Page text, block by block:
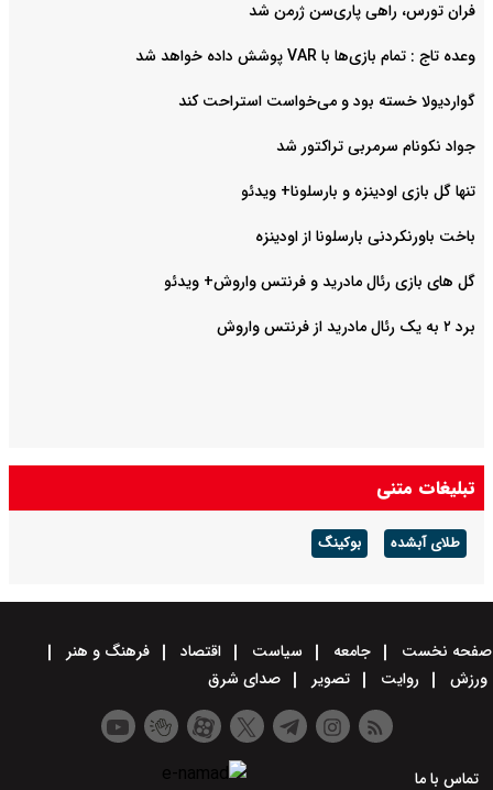
فران تورس، راهی پاری‌سن ژرمن شد
وعده تاج : تمام بازی‌ها با VAR پوشش داده خواهد شد
گواردیولا خسته بود و می‌خواست استراحت کند
جواد نکونام سرمربی تراکتور شد
تنها گل بازی اودینزه و بارسلونا+ ویدئو
باخت باورنکردنی بارسلونا از اودینزه
گل های بازی رئال مادرید و فرنتس واروش+ ویدئو
برد ۲ به یک رئال مادرید از فرنتس واروش
تبلیغات متنی
طلای آبشده بوکینگ
صفحه نخست جامعه سیاست اقتصاد
فرهنگ و هنر
ورزش
روایت تصویر صدای شرق
تماس با ما